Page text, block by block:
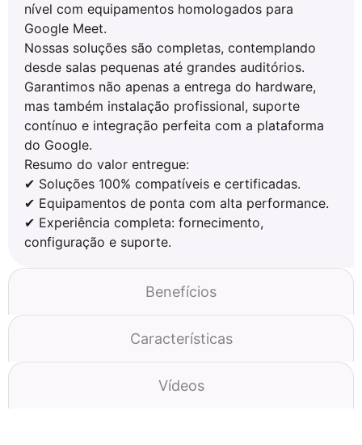
Benefícios
Características
Vídeos
nível com equipamentos homologados para
Google Meet.
Nossas soluções são completas, contemplando
desde salas pequenas até grandes auditórios.
Garantimos não apenas a entrega do hardware,
mas também instalação profissional, suporte
contínuo e integração perfeita com a plataforma
do Google.
Resumo do valor entregue:
✔ Soluções 100% compatíveis e certificadas.
✔ Equipamentos de ponta com alta performance.
✔ Experiência completa: fornecimento,
configuração e suporte.